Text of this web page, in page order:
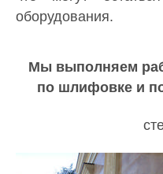
оборудования.
Мы выполняем
по шлифовке и